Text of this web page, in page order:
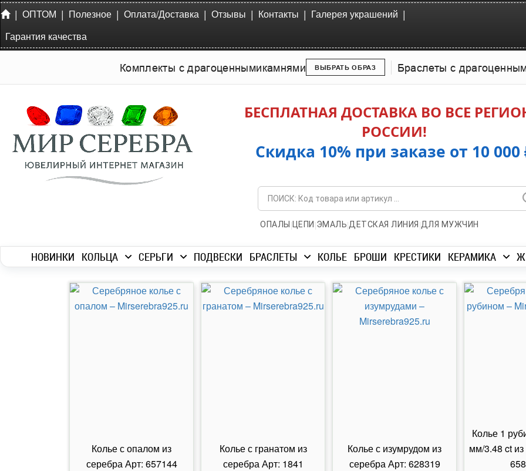
| ОПТОМ | Полезное | Оплата/Доставка | Отзывы | Контакты | Галерея украшений |
Гарантия качества
Комплекты с драгоценнымикамнями ВЫБРАТЬ ОБРАЗ Браслеты с
БЕСПЛАТНАЯ ДОСТАВКА ВО ВСЕ
РОССИИ!
Скидка 10% при заказе от 10 000
ОПАЛЫ | ЦЕПИ |ЭМАЛЬ|ДЕТСКАЯ ЛИНИЯ |ДЛЯ МУЖЧИН
НОВИНКИ КОЛЬЦА СЕРЬГИ ПОДВЕСКИ БРАСЛЕТЫ КОЛЬЕ БРОШИ КРЕСТИКИ КЕРАМИКА
Колье с опалом из
серебра Арт: 657144
Колье с гранатом из
серебра Арт: 1841
Колье с изумрудом из
серебра Арт: 628319
Колье 1
мм/3.48 ct